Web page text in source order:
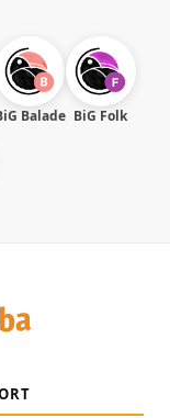
Balade BiG Folk